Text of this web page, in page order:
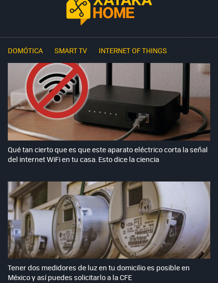
DOMÓTICA SMART TV INTERNET OF THINGS
Qué tan cierto que es que este aparato eléctrico corta la señal
del internet WiFi en tu casa. Esto dice la ciencia
Tener dos medidores de luz en tu domicilio es posible en
México y así puedes solicitarlo a la CFE